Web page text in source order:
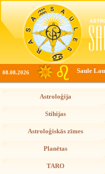
08.08.2026 Saule
Astroloģija
Stihijas
Astroloģiskās zīmes
Planētas
TARO